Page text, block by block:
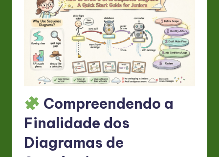
w
Compreendendo a
Finalidade dos
Diagramas de